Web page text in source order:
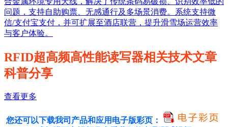
问题，支持自助购票、无感通行及多场景消费。系统支持微
信/支付宝支付，并可扩展至酒店联营，提升滑雪场运营效率
与客户体验。
RFID超高频高性能读写器相关技术文章
科普分享
查看更多
您还可以下载我司产品和应用电子版彩页：